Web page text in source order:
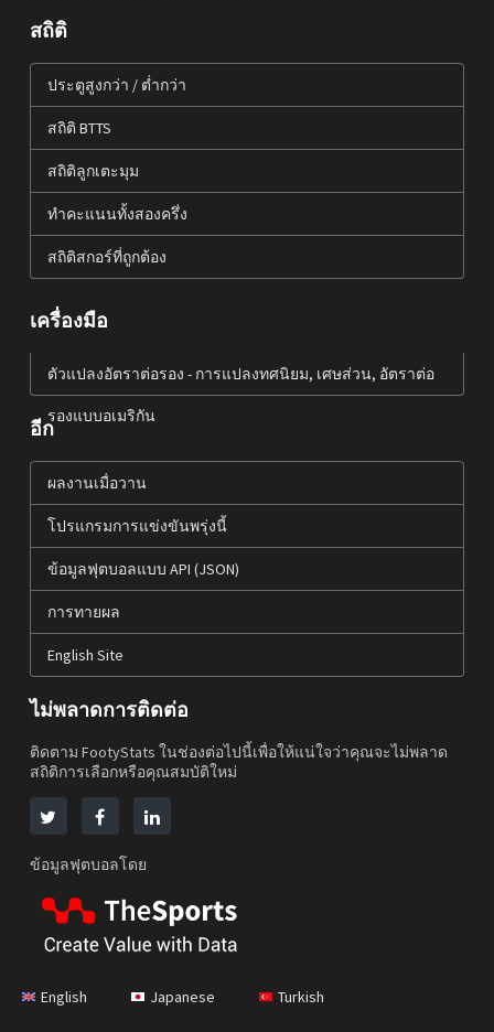
สถิติ
ประตูสูงกว่า / ต่ำกว่า
สถิติ BTTS
สถิติลูกเตะมุม
ทำคะแนนทั้งสองครึ่ง
สถิติสกอร์ที่ถูกต้อง
เครื่องมือ
ตัวแปลงอัตราต่อรอง - การแปลงทศนิยม, เศษส่วน, อัตราต่อ
รองแบบอเมริกัน
อีก
ผลงานเมื่อวาน
โปรแกรมการแข่งขันพรุ่งนี้
ข้อมูลฟุตบอลแบบ API (JSON)
การทายผล
English Site
ไม่พลาดการติดต่อ
ติดตาม FootyStats ในช่องต่อไปนี้เพื่อให้แน่ใจว่าคุณจะไม่พลาด
สถิติการเลือกหรือคุณสมบัติใหม่
ข้อมูลฟุตบอลโดย
English Japanese Turkish